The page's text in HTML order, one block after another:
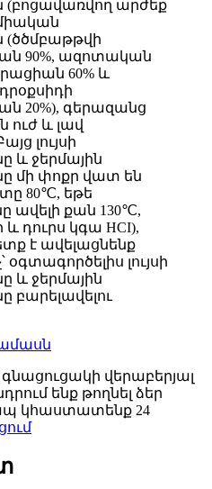
(բոցավառվող արժեք
(ծծմբաթթվի
90%, ազոտական
60% և
20%), գերազանց
և լավ
լույսի
և ջերմային
մի փոքր վատ են
80℃, եթե
ավելի քան 130℃,
և դուրս կգա HCI),
է ավելացնենք
օգտագործելիս լույսի
և ջերմային
բարելավելու
վերաբերյալ
ենք թողնել ձեր
կհաստատենք 24